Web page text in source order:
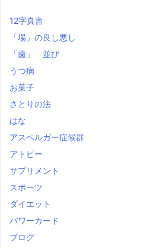
12字真言
「場」の良し悪し
「歯」 並び
うつ病
お菓子
さとりの法
はな
アスペルガー症候群
アトピー
サプリメント
スポーツ
ダイエット
パワーカード
ブログ